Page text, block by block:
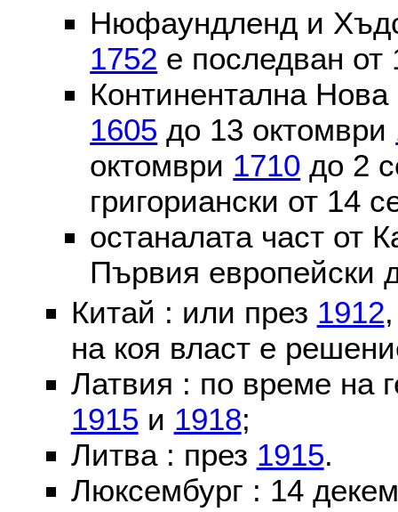
Нюфаундленд и
1752 е последван от
Континентална
1605 до 13 октомври
октомври 1710 до 2
григориански от 14
останалата част от
Първия европейски
Китай : или през 1912
на коя власт е
Латвия : по време на
1915 и 1918;
Литва : през 1915.
Люксембург : 14